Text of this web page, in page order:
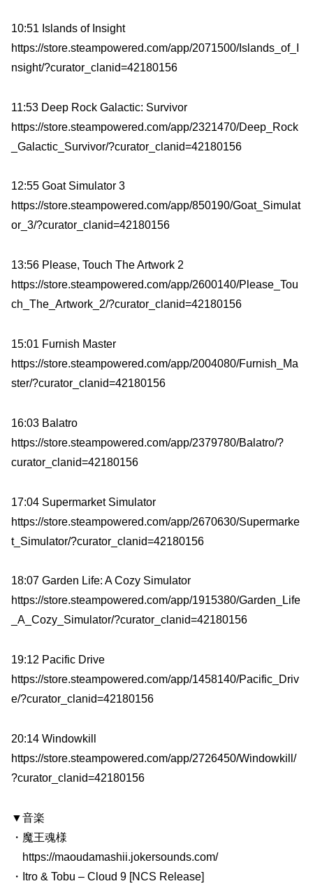
10:51 Islands of Insight
https://store.steampowered.com/app/2071500/Islands_of_I
nsight/?curator_clanid=42180156
11:53 Deep Rock Galactic: Survivor
https://store.steampowered.com/app/2321470/Deep_Rock
_Galactic_Survivor/?curator_clanid=42180156
12:55 Goat Simulator 3
https://store.steampowered.com/app/850190/Goat_Simulat
or_3/?curator_clanid=42180156
13:56 Please, Touch The Artwork 2
https://store.steampowered.com/app/2600140/Please_Tou
ch_The_Artwork_2/?curator_clanid=42180156
15:01 Furnish Master
https://store.steampowered.com/app/2004080/Furnish_Ma
ster/?curator_clanid=42180156
16:03 Balatro
https://store.steampowered.com/app/2379780/Balatro/?
curator_clanid=42180156
17:04 Supermarket Simulator
https://store.steampowered.com/app/2670630/Supermarke
t_Simulator/?curator_clanid=42180156
18:07 Garden Life: A Cozy Simulator
https://store.steampowered.com/app/1915380/Garden_Life
_A_Cozy_Simulator/?curator_clanid=42180156
19:12 Pacific Drive
https://store.steampowered.com/app/1458140/Pacific_Driv
e/?curator_clanid=42180156
20:14 Windowkill
https://store.steampowered.com/app/2726450/Windowkill/
?curator_clanid=42180156
▼音楽
・魔王魂様
https://maoudamashii.jokersounds.com/
・Itro & Tobu – Cloud 9 [NCS Release]